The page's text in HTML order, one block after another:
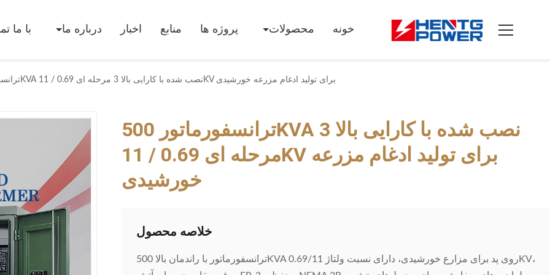
خونه محصولات پروژه ها منابع اخبار درباره ما با ما
ترانسفورماتور 500KVA نصب شده با کارایی بالا 3 مرحله ای 0.69 / 11KV برای تولید ادغام مزرعه خورشیدی
ترانسفورماتور 500KVA نصب شده با کارایی بالا 3
مرحله ای 0.69 / 11KV برای تولید ادغام مزرعه
خورشیدی
خلاصه محصول
ترانسفورماتور با راندمان بالا 500KVA روی پد برای مزارع خورشیدی، دارای نسبت ولتاژ 0.69/11KV،